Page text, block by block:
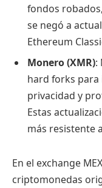
fondos
se negó a
Ethereum
Monero (XMR):
hard forks
privacidad y
Estas
más resistente
En el exchange
criptomonedas